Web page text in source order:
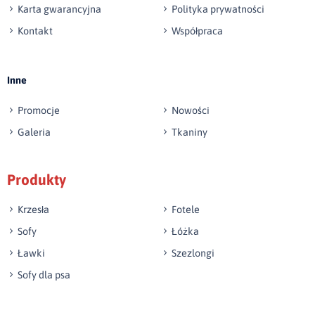
Wyślij opinię
Karta gwarancyjna
Polityka prywatności
Kontakt
Współpraca
Inne
Promocje
Nowości
Galeria
Tkaniny
Produkty
Krzesła
Fotele
Sofy
Łóżka
Ławki
Szezlongi
Sofy dla psa